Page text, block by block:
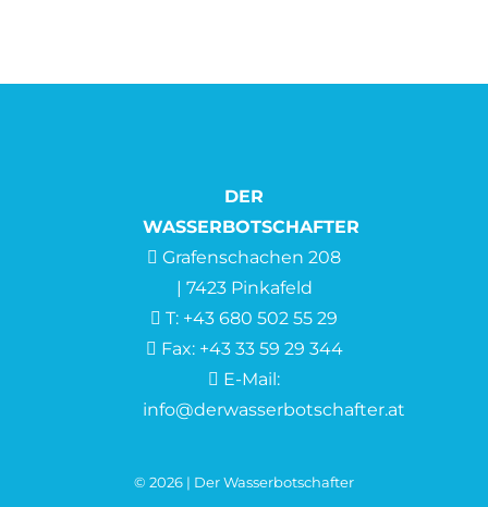
DER
WASSERBOTSCHAFTER
Grafenschachen 208
| 7423 Pinkafeld
T: +43 680 502 55 29
Fax: +43 33 59 29 344
E-Mail:
info@derwasserbotschafter.at
© 2026 | Der Wasserbotschafter